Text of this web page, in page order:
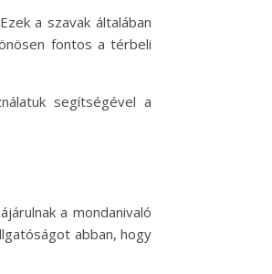
a szavak általában
fontos a térbeli
segítségével a
a mondanivaló
abban, hogy